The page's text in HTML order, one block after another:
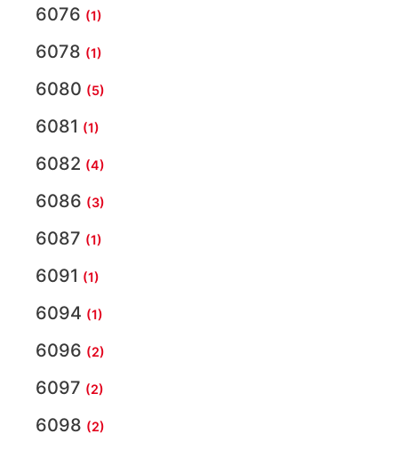
6076 (1)
6078 (1)
6080 (5)
6081 (1)
6082 (4)
6086 (3)
6087 (1)
6091 (1)
6094 (1)
6096 (2)
6097 (2)
6098 (2)